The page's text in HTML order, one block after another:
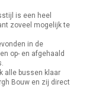
is een heel
zoveel mogelijk te
in de
op- en afgehaald
alle bussen klaar
Bouw en zij direct